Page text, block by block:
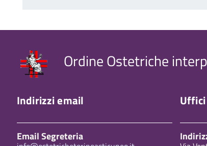
Ordine Ostetriche
Indirizzi email
Email Segreteria
Uffici